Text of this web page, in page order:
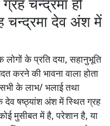
चन्द्रमा देव अंश में
के प्रति दया, सहानुभूति
करने की भावना वाला होता
के लाभ/ भलाई तथा
देव षष्ठ्यांश अंश में स्थित ग्रह
मुसीबत में है, परेशान है, या